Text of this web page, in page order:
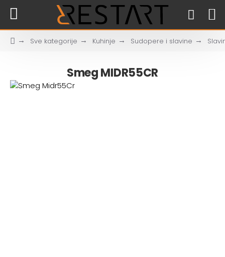
Sve kategorije Kuhinje Sudopere i slavine
Smeg MIDR55CR